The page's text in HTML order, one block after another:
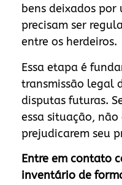
bens deixados por
precisam ser
entre os herdeiros.
Essa etapa é
transmissão legal
disputas futuras.
essa situação,
prejudicarem seu
Entre em contato
inventário de